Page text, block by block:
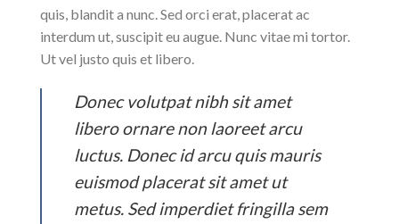
quis, blandit a nunc. Sed orci erat, placerat ac
interdum ut, suscipit eu augue. Nunc vitae mi tortor.
Ut vel justo quis et libero.
Donec volutpat nibh sit amet
libero ornare non laoreet arcu
luctus. Donec id arcu quis mauris
euismod placerat sit amet ut
metus. Sed imperdiet fringilla sem